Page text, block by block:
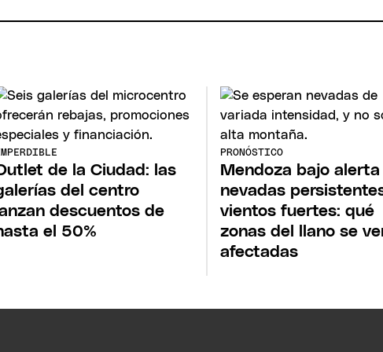
de la Ciudad: las
del centro
descuentos de
el 50%
PRONÓSTICO
Mendoza bajo
nevadas
vientos fuertes: qué
zonas del llano se
afectadas